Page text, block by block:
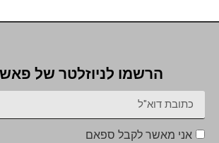
הרשמו לניוזלטר של
אני מאשר לקבל ספאם